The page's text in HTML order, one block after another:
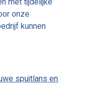
onze
kunnen
spuitlans en